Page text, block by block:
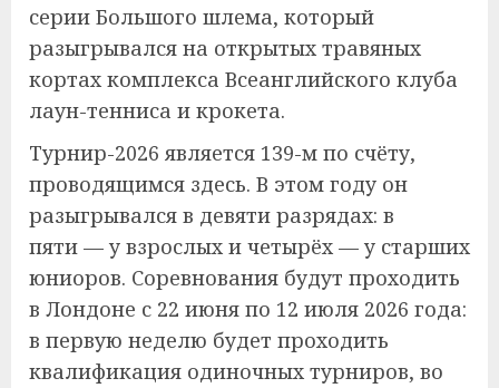
серии Большого шлема, который
разыгрывался на открытых травяных
кортах комплекса Всеанглийского клуба
лаун-тенниса и крокета.
Турнир-2026 является 139-м по счёту,
проводящимся здесь. В этом году он
разыгрывался в девяти разрядах: в
пяти — у взрослых и четырёх — у старших
юниоров. Соревнования будут проходить
в Лондоне с 22 июня по 12 июля 2026 года:
в первую неделю будет проходить
квалификация одиночных турниров, во